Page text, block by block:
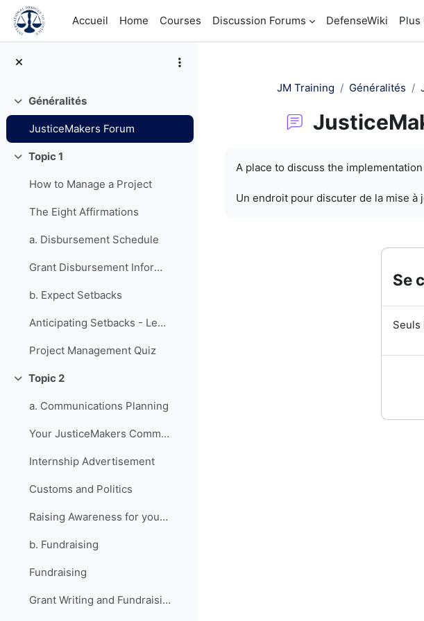
Passer au contenu principal
Accueil
Home Courses Discussion Forums DefenseWiki Plus
Replier
Généralités
JusticeMakers Forum
Replier
Topic 1
How to Manage a Project
The Eight Affirmations
a. Disbursement Schedule
Grant Disbursement Information
b. Expect Setbacks
Anticipating Setbacks - Lessons from Previous Fellows
Project Management Quiz
Replier
Topic 2
a. Communications Planning
Your JusticeMakers Communications Intern
Internship Advertisement
Customs and Politics
Raising Awareness for your Project - Lessons from Previous Fellows
b. Fundraising
Fundraising
Grant Writing and Fundraising Guide-sheet
JM Training Généralités
A place to discuss the
Un endroit pour discuter de la mise
Se
Seuls